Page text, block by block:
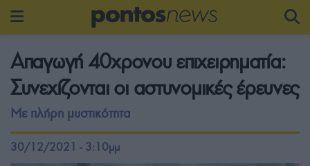
Απαγωγή 40χρονου επιχειρηματία:
Συνεχίζονται οι αστυνομικές έρευνες
Με πλήρη μυστικότητα
30/12/2021 - 3:10μμ